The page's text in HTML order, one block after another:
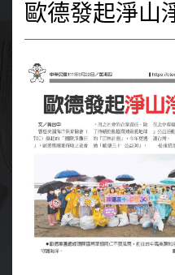
歐德發起淨山